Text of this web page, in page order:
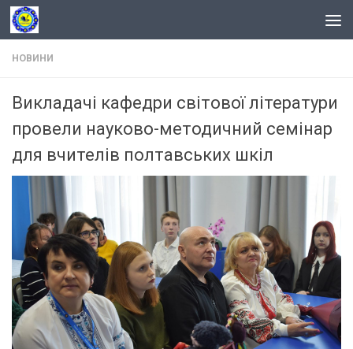
Skip to content
НОВИНИ
Викладачі кафедри світової літератури
провели науково-методичний семінар
для вчителів полтавських шкіл